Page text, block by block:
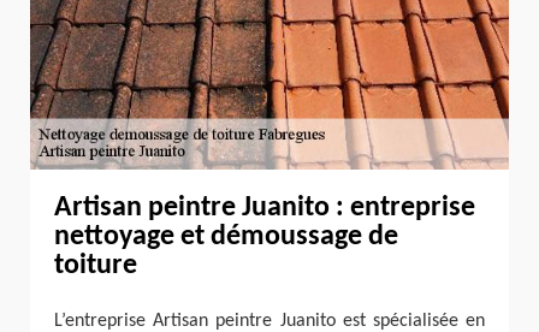
Artisan peintre Juanito : entreprise
nettoyage et démoussage de
toiture
L’entreprise Artisan peintre Juanito est spécialisée en